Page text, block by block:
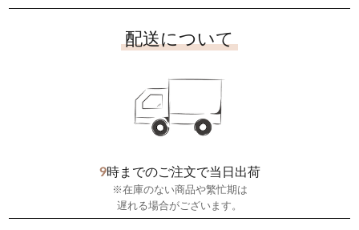
配送について
9時までのご注文で当日出荷
※在庫のない商品や繁忙期は
遅れる場合がございます。